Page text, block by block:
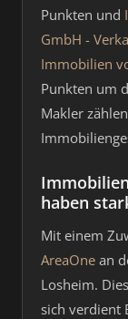
Punkten und
GmbH -
Immobilien
Punkten um
Makler
haben
Mit einem
AreaOne an
Losheim.
sich verdient